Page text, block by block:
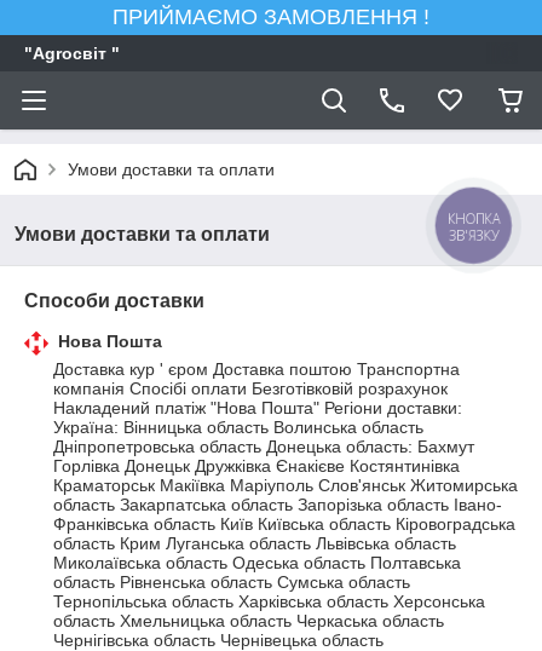
ПРИЙМАЄМО ЗАМОВЛЕННЯ !
"Agroсвiт "
Умови доставки та оплати
Умови доставки та оплати
Способи доставки
Нова Пошта
Доставка кур ' єром Доставка поштою Транспортна
компанія Спосібі оплати Безготівковій розрахунок
Накладений платіж "Нова Пошта" Регіони доставки:
Україна: Вінницька область Волинська область
Дніпропетровська область Донецька область: Бахмут
Горлівка Донецьк Дружківка Єнакієве Костянтинівка
Краматорськ Макіївка Маріуполь Слов'янськ Житомирська
область Закарпатська область Запорізька область Івано-
Франківська область Київ Київська область Кіровоградська
область Крим Луганська область Львівська область
Миколаївська область Одеська область Полтавська
область Рівненська область Сумська область
Тернопільська область Харківська область Херсонська
область Хмельницька область Черкаська область
Чернігівська область Чернівецька область
КНОПКА
ЗВ'ЯЗКУ